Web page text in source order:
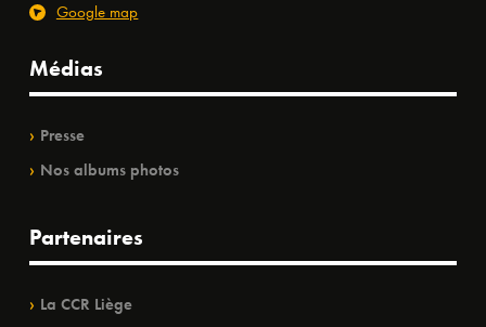
Google map
Médias
Presse
Nos albums photos
Partenaires
La CCR Liège